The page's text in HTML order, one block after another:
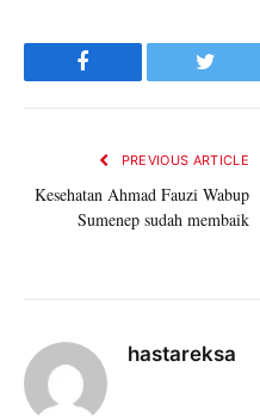
Facebook
PREVIOUS ARTICLE
Kesehatan Ahmad Fauzi Wabup
Sumenep sudah membaik
hastareksa